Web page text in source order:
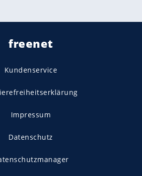
freenet
Kundenservice
Impressum
Datenschutz